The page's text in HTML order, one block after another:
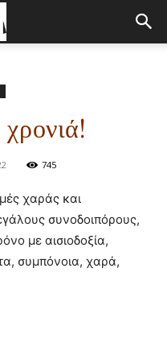
745
χαράς και
συνοδοιπόρους,
με αισιοδοξία,
συμπόνοια, χαρά,